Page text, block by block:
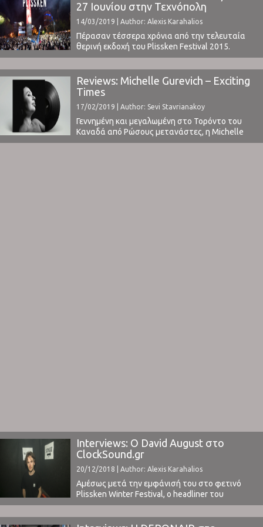
27 Ιουνίου στην Τεχνόπολη
14/03/2019 | Author: Alexis Karahalios
Πέρασαν τέσσερα χρόνια από την τελευταία
θερινή εκδοχή του Plissken Festival 2015.
Έκτοτε, το φεστιβάλ κράτησε μόνο το
χειμερινό του format, συνεχίζοντας ωστόσο να
φέρνει μεγάλα, αλλά και ραγδαία ανερχόμενα
ονόματα της μουσικής.Φέτος, προς μεγάλη μας
ένα από τα κορυφαία μουσικά διήμερα του
καλοκαιριού, θα ...
Reviews: Michelle Gurevich – Exciting
Times
17/02/2019 | Author: Sevi Stavrianakoy
Γεννημένη και μεγαλωμένη στο Τορόντο του
Καναδά από Ρώσους μετανάστες, η Michelle
Gurevich ή όπως έγινε αρχικά γνωστή
Interviews: Ο David August στο
ClockSound.gr
20/12/2018 | Author: Alexis Karahalios
Αμέσως μετά την εμφάνισή του στο φετινό
Plissken Winter Festival, ο headliner του
φεστιβάλ και μία από τις σπουδαιότερες
μορφές του σύγχρονου ηλεκτρονικού ήχου, ο